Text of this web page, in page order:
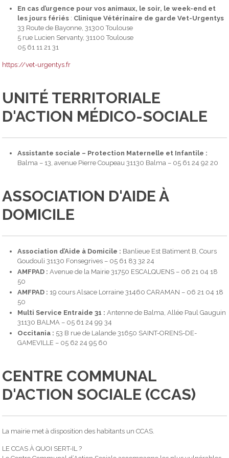
En cas d’urgence pour vos animaux, le soir, le week-end et
les jours fériés : Clinique Vétérinaire de garde Vet-Urgentys
33 Route de Bayonne, 31300 Toulouse
5 rue Lucien Servanty, 31100 Toulouse
05 61 11 21 31
https://vet-urgentys.fr
UNITÉ TERRITORIALE
D'ACTION MÉDICO-SOCIALE
Assistante sociale – Protection Maternelle et Infantile :
Balma – 13, avenue Pierre Coupeau 31130 Balma – 05 61 24 92 20
ASSOCIATION D'AIDE À
DOMICILE
Association d’Aide à Domicile : Banlieue Est Batiment B, Cours
Goudouli 31130 Fonsegrives – 05 61 83 32 24
AMFPAD : Avenue de la Mairie 31750 ESCALQUENS – 06 21 04 18
50
AMFPAD : 19 cours Alsace Lorraine 31460 CARAMAN – 06 21 04 18
50
Multi Service Entraide 31 : Antenne de Balma, Allée Paul Gauguin
31130 BALMA – 05 61 24 99 34
Occitania : 53 B rue de Lalande 31650 SAINT-ORENS-DE-
GAMEVILLE – 05 62 24 95 60
CENTRE COMMUNAL
D'ACTION SOCIALE (CCAS)
La mairie met à disposition des habitants un CCAS.
LE CCAS À QUOI SERT-IL ?